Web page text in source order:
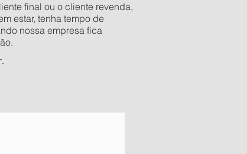
final ou o cliente revenda,
estar, tenha tempo de
nossa empresa fica